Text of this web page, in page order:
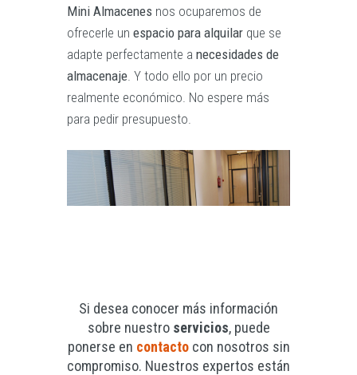
Mini Almacenes nos ocuparemos de
ofrecerle un espacio para alquilar que se
adapte perfectamente a necesidades de
almacenaje . Y todo ello por un precio
realmente económico. No espere más
para pedir presupuesto.
Si desea conocer más información
sobre nuestro servicios, puede
ponerse en contactocon nosotros sin
compromiso. Nuestros expertos están